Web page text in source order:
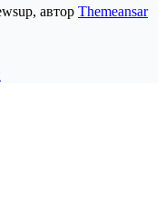
автор Themeansar